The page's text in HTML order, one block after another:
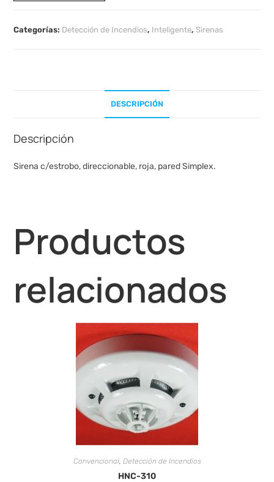
Categorías: Detección de Incendios, Inteligente, Sirenas
DESCRIPCIÓN
Descripción
Sirena c/estrobo, direccionable, roja, pared Simplex.
Productos
relacionados
Convencional, Detección de Incendios
HNC-310